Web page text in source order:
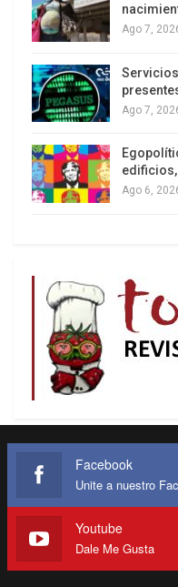
Los latinos le van dando
Ago 7,
Ago 7,
Ago 6,
Facebook
Youtube
Dale Me Gusta